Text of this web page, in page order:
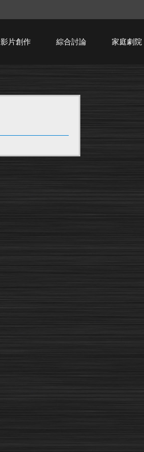
影片創作 綜合討論 家庭劇院